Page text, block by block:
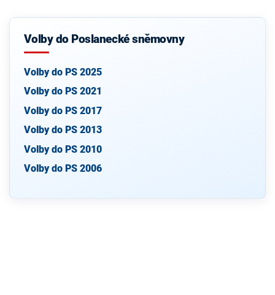
Volby do Poslanecké sněmovny
Volby do PS 2025
Volby do PS 2021
Volby do PS 2017
Volby do PS 2013
Volby do PS 2010
Volby do PS 2006